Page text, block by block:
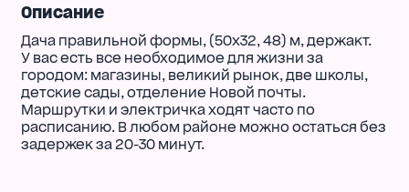
Описание
Дача правильной формы, (50х32, 48) м, держакт.
У вас есть все необходимое для жизни за
городом: магазины, великий рынок, две школы,
детские сады, отделение Новой почты.
Маршрутки и электричка ходят часто по
расписанию. В любом районе можно остаться без
задержек за 20-30 минут.